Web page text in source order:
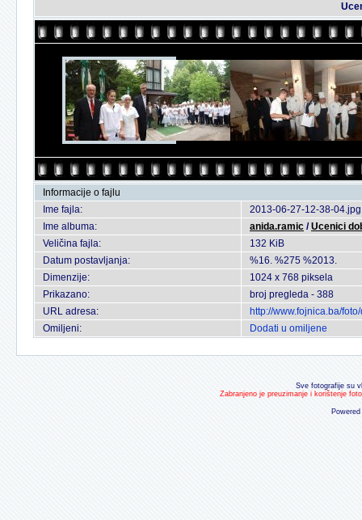
Informacije o fajlu
Ime fajla:
2013-06-27-12-38-04.jpg
Ime albuma:
anida.ramic /Ucenici
Veličina fajla:
132 KiB
Datum postavljanja:
%16. %275 %2013.
Dimenzije:
1024 x 768 piksela
Prikazano:
broj pregleda - 388
URL adresa:
http://www.fojnica.ba/
Omiljeni:
Dodati u omiljene
Sve fotografije su
Zabranjeno je preuzimanje i korištenje